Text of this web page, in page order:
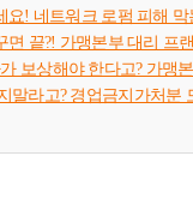
요! 네트워크 로펌 피해 막
끝?! 가맹본부 대리 프
보상해야 한다고? 가맹
말라고? 경업금지가처분